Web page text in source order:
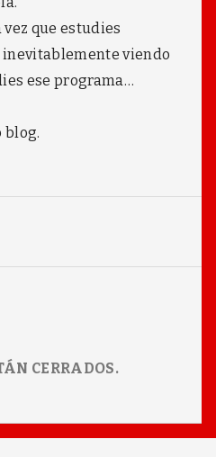
vez que estudies
inevitablemente viendo
ese programa…
blog.
CERRADOS.